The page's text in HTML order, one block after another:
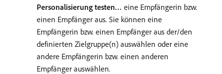
Personalisierung testen… eine Empfängerin bzw.
einen Empfänger aus. Sie können eine
Empfängerin bzw. einen Empfänger aus der/den
definierten Zielgruppe(n) auswählen oder eine
andere Empfängerin bzw. einen anderen
Empfänger auswählen.